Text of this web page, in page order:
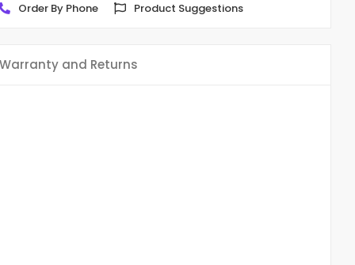
Order By Phone Product Suggestions
Warranty and Returns